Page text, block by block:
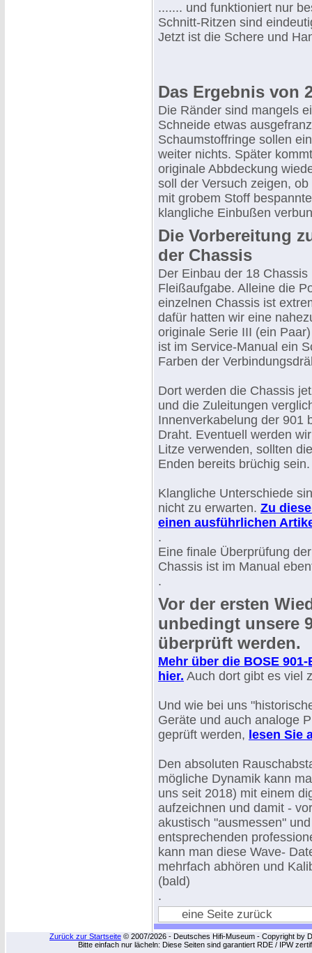
....... und funktioniert nur
Schnitt-Ritzen sind
Jetzt ist die Schere und
Das Ergebnis von
Die Ränder sind mangels
Schneide etwas
Schaumstoffringe sollen
weiter nichts. Später
originale Abbdeckung
soll der Versuch zeigen,
mit grobem Stoff
klangliche Einbußen
Die Vorbereitung
der Chassis
Der Einbau der 18 Chassis
Fleißaufgabe. Alleine die
einzelnen Chassis ist
dafür hatten wir eine
originale Serie III (ein
ist im Service-Manual ein
Farben der
Dort werden die Chassis
und die Zuleitungen
Innenverkabelung der 901
Draht. Eventuell werden
Litze verwenden, sollten
Enden bereits brüchig sein.
Klangliche Unterschiede
nicht zu erwarten. Zu
einen ausführlichen
.
Eine finale Überprüfung
Chassis ist im Manual
.
Vor der ersten
unbedingt unsere
überprüft werden.
Mehr über die BOSE
hier. Auch dort gibt es viel
Und wie bei uns
Geräte und auch analoge
geprüft werden, lesen Sie
Den absoluten
mögliche Dynamik kann
uns seit 2018) mit einem
aufzeichnen und damit -
akustisch "ausmessen"
entsprechenden
kann man diese Wave-
mehrfach abhören und
(bald)
.
eine Seite zurück
Zurück zur Startseite © 2007/2026 - Deutsches Hifi-Museum - Copyright by
Bitte einfach nur lächeln: Diese Seiten sind garantiert RDE / IPW